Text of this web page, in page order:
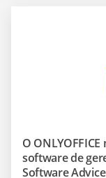
O
software de
Software Advice